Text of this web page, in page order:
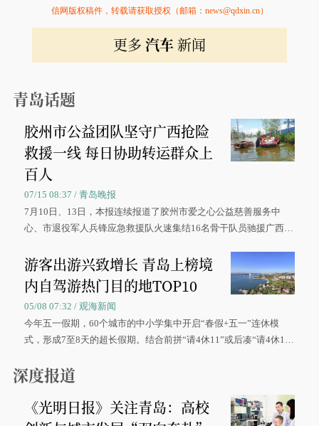
信网版权稿件，转载请获取授权（邮箱：news@qdxin.cn）
更多 汽车新闻
青岛话题
胶州市公益团队坚守广西抢险
救援一线 每日协助转运群众上
百人
07/15 08:37 / 青岛晚报
7月10日、13日，本报连续报道了胶州市爱之心公益慈善服务中
心、市退役军人兵锋应急救援队火速集结16名骨干队员驰援广西灾
游客出游兴致增长 青岛上榜境
内自驾游热门目的地TOP10
05/08 07:32 / 观海新闻
今年五一假期，60个城市的中小学集中开启“春假+五一”连休模
式，形成7至8天的超长假期。结合前拼“请4休11”或后凑“请4休1
深度报道
《光明日报》关注青岛：高校